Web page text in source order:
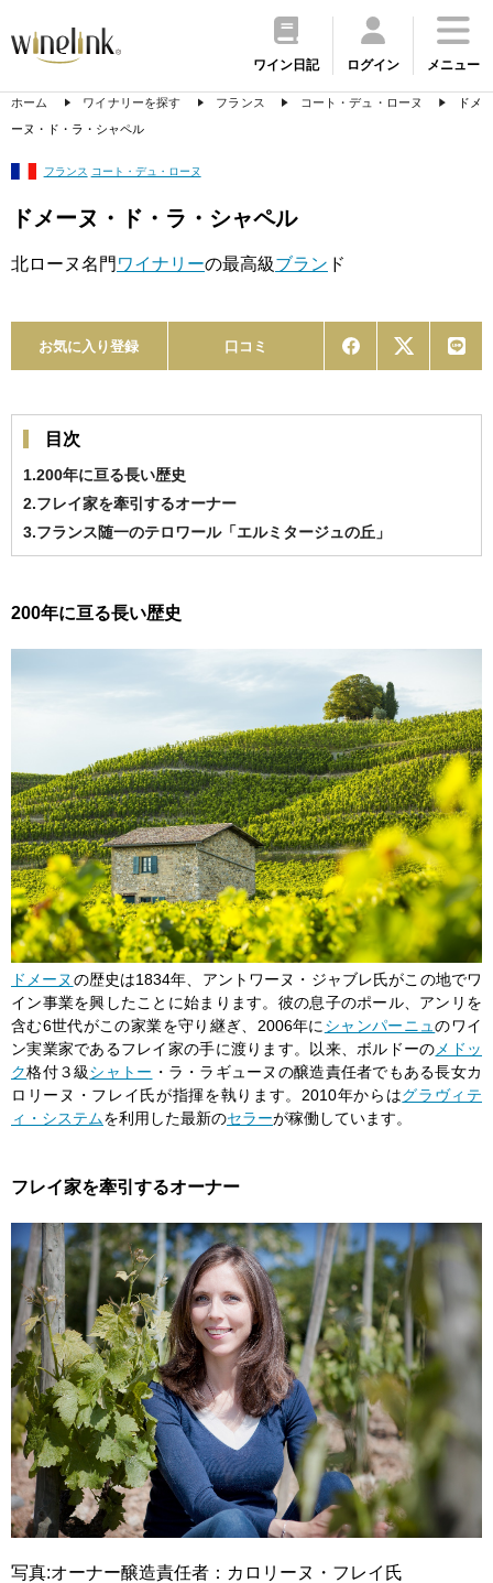
ワイン日記 ログイン メニュー
ホーム ワイナリーを探す フランス コート・デュ・ローヌ
ドメ
ーヌ・ド・ラ・シャペル
フランス コート・デュ・ローヌ
ドメーヌ・ド・ラ・シャペル
北ローヌ名門 ワイナリーの最高級ブラン ド
お気に入り登録 口コミ
目次
1.200年に亘る長い歴史
2.フレイ家を牽引するオーナー
3.フランス随一のテロワール「エルミタージュの丘」
200年に亘る長い歴史
ドメーヌ の歴史は1834年、アントワーヌ・ジャブレ氏がこの地でワ
イン事業を興したことに始まります。彼の息子のポール、アンリを
含む6世代がこの家業を守り継ぎ、2006年にシャンパーニュのワイ
ン実業家であるフレイ家の手に渡ります。以来、ボルドーのメドッ
ク格付３級シャトー ・ラ・ラギューヌの醸造責任者でもある長女カ
ロリーヌ・フレイ氏が指揮を執ります。2010年からはグラヴィテ
ィ・システムを利用した最新のセラーが稼働しています。
フレイ家を牽引するオーナー
写真:オーナー醸造責任者：カロリーヌ・フレイ氏